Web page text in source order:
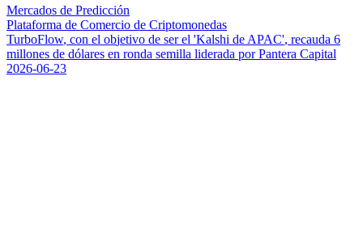
Mercados de Predicción
Plataforma de Comercio de Criptomonedas
TurboFlow, con el objetivo de ser el 'Kalshi de APAC', recauda 6
millones de dólares en ronda semilla liderada por Pantera Capital
2026-06-23